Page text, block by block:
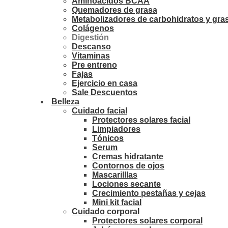
Quemadores de grasa
Metabolizadores de carbohidratos y
Colágenos
Digestión
Descanso
Vitaminas
Pre entreno
Fajas
Ejercicio en casa
Sale Descuentos
Belleza
Cuidado facial
Protectores solares facial
Limpiadores
Tónicos
Serum
Cremas hidratante
Contornos de ojos
Mascarilllas
Lociones secante
Crecimiento pestañas y cejas
Mini kit facial
Cuidado corporal
Protectores solares corporal